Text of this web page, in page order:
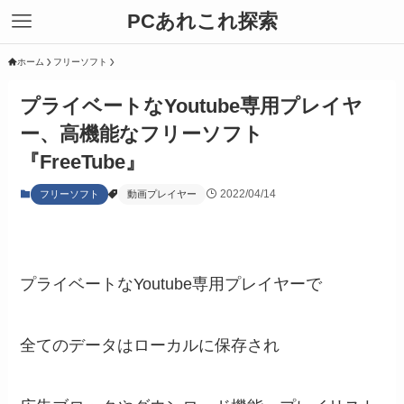
PCあれこれ探索
ホーム フリーソフト
プライベートなYoutube専用プレイヤ
ー、高機能なフリーソフト
『FreeTube』
フリーソフト 動画プレイヤー 2022/04/14
プライベートなYoutube専用プレイヤーで
全てのデータはローカルに保存され